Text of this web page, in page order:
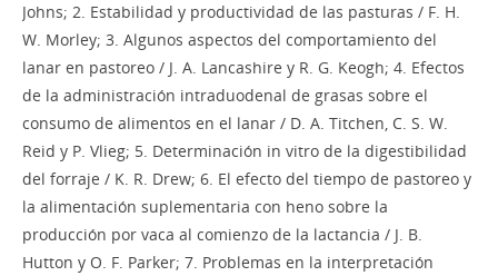
Johns; 2. Estabilidad y productividad de las pasturas / F. H.
W. Morley; 3. Algunos aspectos del comportamiento del
lanar en pastoreo / J. A. Lancashire y R. G. Keogh; 4. Efectos
de la administración intraduodenal de grasas sobre el
consumo de alimentos en el lanar / D. A. Titchen, C. S. W.
Reid y P. Vlieg; 5. Determinación in vitro de la digestibilidad
del forraje / K. R. Drew; 6. El efecto del tiempo de pastoreo y
la alimentación suplementaria con heno sobre la
producción por vaca al comienzo de la lactancia / J. B.
Hutton y O. F. Parker; 7. Problemas en la interpretación